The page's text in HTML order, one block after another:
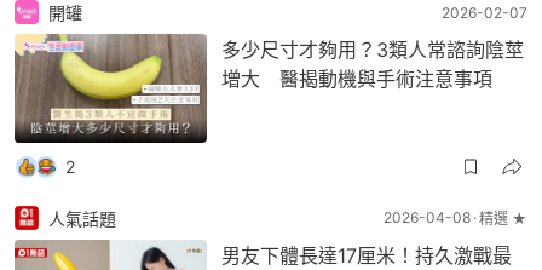
開罐 2026-02-07
多少尺寸才夠用？3類人常諮詢陰莖
增大 醫揭動機與手術注意事項
2
人氣話題 2026-04-08 精選 ★
男友下體長達17厘米！持久激戰最